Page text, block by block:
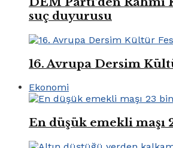
suç duyurusu
16. Avrupa Dersim
Ekonomi
En düşük emekli maşı